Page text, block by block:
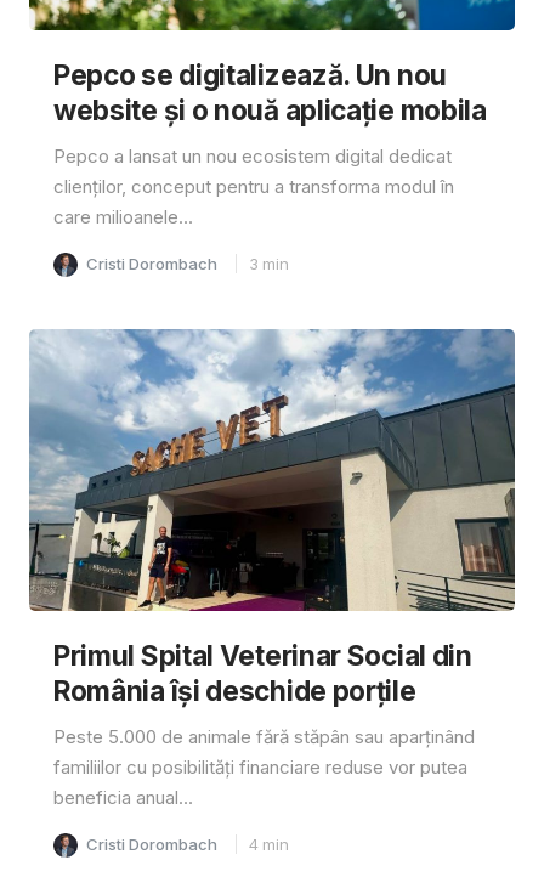
Pepco se digitalizează. Un nou
website și o nouă aplicație mobila
Pepco a lansat un nou ecosistem digital dedicat
clienților, conceput pentru a transforma modul în
care milioanele...
Cristi Dorombach 3 min
Primul Spital Veterinar Social din
România își deschide porțile
Peste 5.000 de animale fără stăpân sau aparținând
familiilor cu posibilități financiare reduse vor putea
beneficia anual...
Cristi Dorombach 4 min